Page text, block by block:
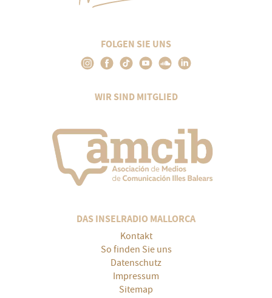
FOLGEN SIE UNS
WIR SIND MITGLIED
DAS INSELRADIO MALLORCA
Kontakt
So finden Sie uns
Datenschutz
Impressum
Sitemap